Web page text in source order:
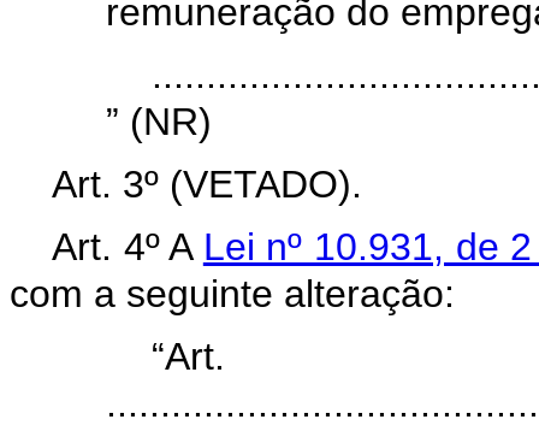
remuneração do
” (NR)
Art. 3º (VETADO).
Art. 4º A Lei nº 10.931, de
com a seguinte alteração: